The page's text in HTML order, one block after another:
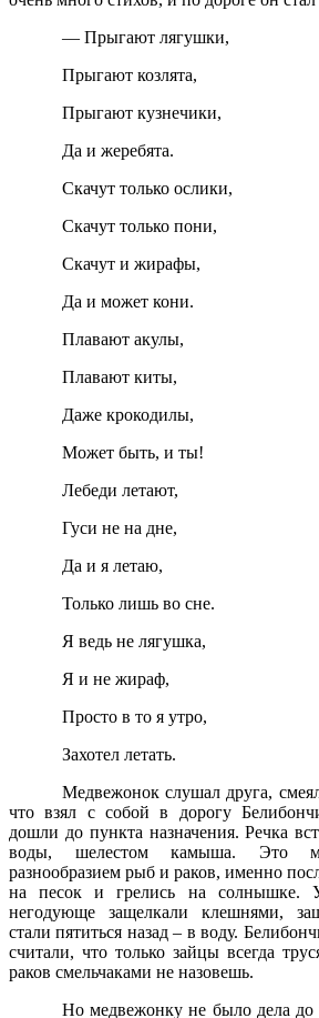
— Прыгают лягушки,
Прыгают козлята,
Прыгают кузнечики,
Да и жеребята.
Скачут только ослики,
Скачут только пони,
Скачут и жирафы,
Да и может кони.
Плавают акулы,
Плавают киты,
Даже крокодилы,
Может быть, и ты!
Лебеди летают,
Гуси не на дне,
Да и я летаю,
Только лишь во сне.
Я ведь не лягушка,
Я и не жираф,
Просто в то я утро,
Захотел летать.
Медвежонок слушал друга,
что взял с собой в дорогу
дошли до пункта назначения. Речка
воды, шелестом камыша. Это
разнообразием рыб и раков, именно
на песок и грелись на солнышке.
негодующе защелкали клешнями,
стали пятиться назад – в воду.
считали, что только зайцы всегда
раков смельчаками не назовешь.
Но медвежонку не было дела до